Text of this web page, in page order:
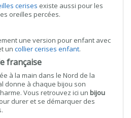
cerises existe aussi pour les
oreilles percées.
une version pour enfant avec
un collier cerises enfant.
française
à la main dans le Nord de la
donne à chaque bijou son
Vous retrouvez ici un bijou
durer et se démarquer des